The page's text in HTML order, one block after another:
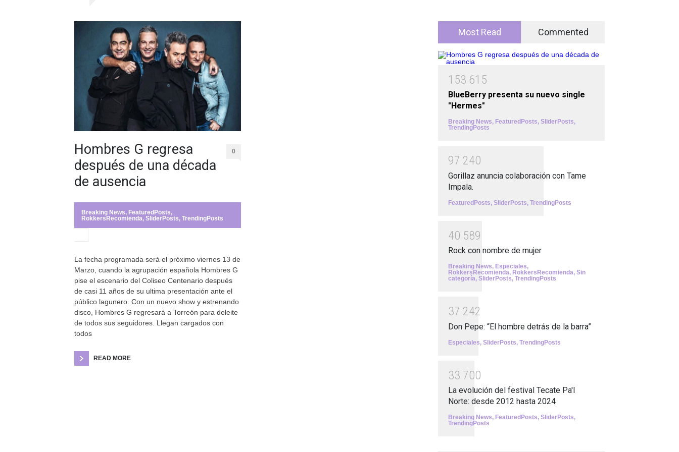
Hombres G regresa
después de una década
de ausencia
0
Breaking News, FeaturedPosts,
RokkersRecomienda, SliderPosts, TrendingPosts
La fecha programada será el próximo viernes 13 de
Marzo, cuando la agrupación española Hombres G
pise el escenario del Coliseo Centenario después
de casi 11 años de su ultima presentación ante el
público lagunero. Con un nuevo show y estrenando
disco, Hombres G regresará a Torreón para deleite
de todos sus seguidores. Llegan cargados con
todos
READ MORE
Most Read Commented
1 53 61 5
BlueBerry presenta su nuevo single
"Hermes"
Breaking News, FeaturedPosts, SliderPosts,
TrendingPosts
97 240
Gorillaz anuncia colaboración con Tame
Impala.
FeaturedPosts, SliderPosts, TrendingPosts
40 589
Rock con nombre de mujer
Breaking News, Especiales,
RokkersRecomienda, RokkersRecomienda, Sin
categoría, SliderPosts, TrendingPosts
37 242
Don Pepe: “El hombre detrás de la barra”
Especiales, SliderPosts, TrendingPosts
33 700
La evolución del festival Tecate Pa'l
Norte: desde 2012 hasta 2024
Breaking News, FeaturedPosts, SliderPosts,
TrendingPosts